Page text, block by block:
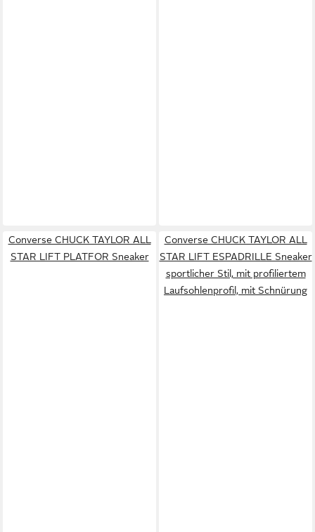
Converse CHUCK TAYLOR ALL
STAR LIFT PLATFOR Sneaker
Converse CHUCK TAYLOR ALL
STAR LIFT ESPADRILLE Sneaker
sportlicher Stil, mit profiliertem
Laufsohlenprofil, mit Schnürung